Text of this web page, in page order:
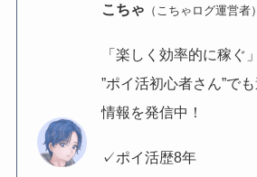
こちゃ （こちゃログ運営者）
「楽しく効率的に稼ぐ
”ポイ活初心者さん”で
情報を発信中！
✓ポイ活歴8年